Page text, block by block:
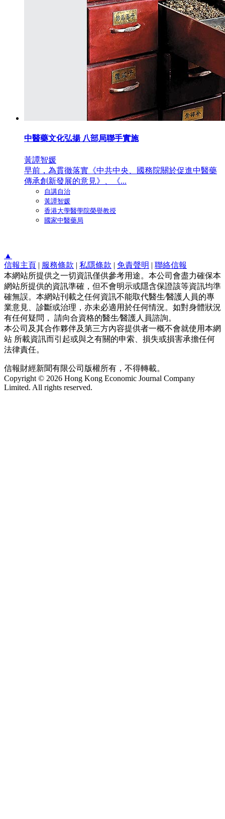
中醫藥文化弘揚 八部局聯手實施
黃譚智媛
早前，為貫徹落實《中共中央、國務院關於促進中醫藥
傳承創新發展的意見》、《...
自講自治
黃譚智媛
香港大學醫學院榮譽教授
國家中醫藥局
▲
信報主頁 | 服務條款 | 私隱條款 | 免責聲明 | 聯絡信報
本網站所提供之一切資訊僅供參考用途。本公司會盡力確保本
網站所提供的資訊準確，但不會明示或隱含保證該等資訊均準
確無誤。本網站刊載之任何資訊不能取代醫生∕醫護人員的專
業意見、診斷或治理，亦未必適用於任何情況。如對身體狀況
有任何疑問， 請向合資格的醫生∕醫護人員諮詢。
本公司及其合作夥伴及第三方內容提供者一概不會就使用本網
站 所載資訊而引起或與之有關的申索、損失或損害承擔任何
法律責任。
信報財經新聞有限公司版權所有，不得轉載。
Copyright © 2026 Hong Kong Economic Journal Company
Limited. All rights reserved.